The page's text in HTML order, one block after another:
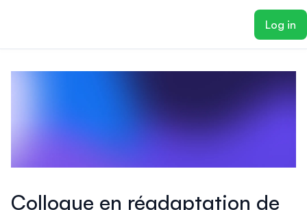
Log in
Colloque en réadaptation de